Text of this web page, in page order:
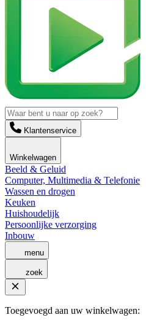
Klantenservice
Winkelwagen
Beeld & Geluid
Computer, Multimedia & Telefonie
Wassen en drogen
Keuken
Huishoudelijk
Persoonlijke verzorging
Inbouw
menu
zoek
Toegevoegd aan uw winkelwagen: